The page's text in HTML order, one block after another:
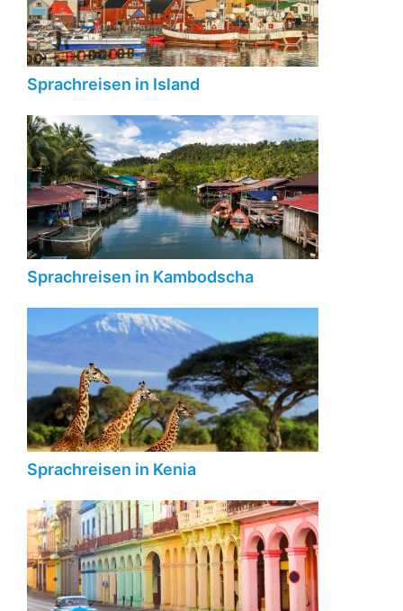
Sprachreisen in Island
Sprachreisen in Kambodscha
Sprachreisen in Kenia